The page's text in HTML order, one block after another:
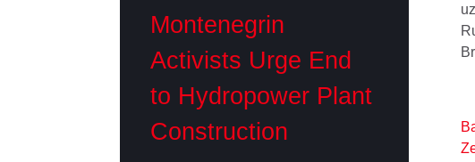
Montenegrin
Activists Urge End
to Hydropower Plant
Construction